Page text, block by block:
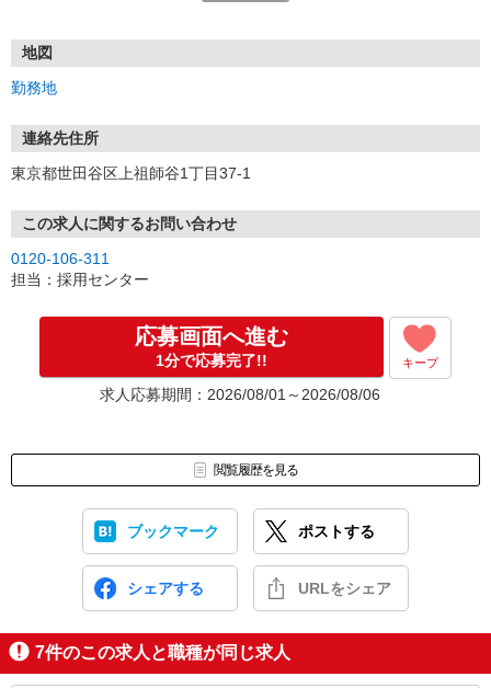
※実技試験はドライバーの職種のみとなります。
地図
勤務地
連絡先住所
東京都世田谷区上祖師谷1丁目37-1
この求人に関するお問い合わせ
0120-106-311
担当：採用センター
応募画面へ進む
1分で応募完了!! キープ
求人応募期間：2026/08/01～2026/08/06
閲覧履歴を見る
ブックマーク ポストする
シェアする URLをシェア
7件のこの求人と職種が同じ求人